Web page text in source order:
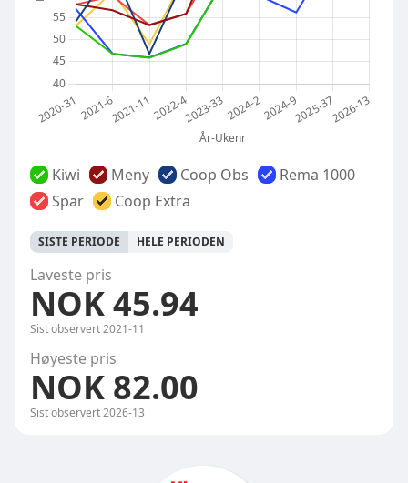
Kiwi Meny Coop Obs
Rema 1000
Spar
Coop Extra
SISTE PERIODE HELE PERIODEN
Laveste pris
NOK 45.94
Sist observert2021-11
Høyeste pris
NOK 82.00
Sist observert2026-13